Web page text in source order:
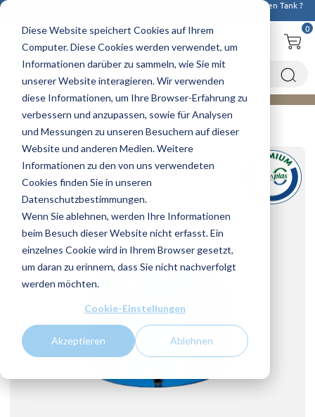
Diese Website speichert Cookies auf Ihrem
Computer. Diese Cookies werden verwendet, um
Informationen darüber zu sammeln, wie Sie mit
unserer Website interagieren. Wir verwenden
diese Informationen, um Ihre Browser-Erfahrung zu
verbessern und anzupassen, sowie für Analysen
und Messungen zu unseren Besuchern auf dieser
Website und anderen Medien. Weitere
Informationen zu den von uns verwendeten
Cookies finden Sie in unseren
Datenschutzbestimmungen.
Wenn Sie ablehnen, werden Ihre Informationen
beim Besuch dieser Website nicht erfasst. Ein
einzelnes Cookie wird in Ihrem Browser gesetzt,
um daran zu erinnern, dass Sie nicht nachverfolgt
werden möchten.
Cookie-Einstellungen
Akzeptieren Ablehnen
! Sie benötigen einen Tank ?
0
Startseite Wasserbehälter
Wassertanks
Wassertank 4000 Liter - PREMIUM